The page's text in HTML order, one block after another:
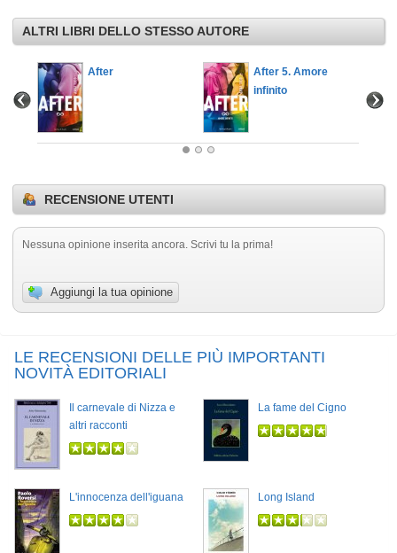
ALTRI LIBRI DELLO STESSO AUTORE
After
After 5. Amore
infinito
RECENSIONE UTENTI
Nessuna opinione inserita ancora. Scrivi tu la prima!
Aggiungi la tua opinione
LE RECENSIONI DELLE PIÙ IMPORTANTI
NOVITÀ EDITORIALI
Il carnevale di Nizza e
altri racconti
La fame del Cigno
L'innocenza dell'iguana Long Island